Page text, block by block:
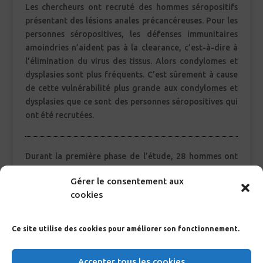
Gérer le consentement aux
cookies
Ce site utilise des cookies pour améliorer son fonctionnement.
Les chercheurs ont recruté des hommes séropositifs
présentant des lésions anales précancéreuses. Pour les
personnes séropositives, les défenses immunitaires
amoindries n’aident pas à la clearance, c’est-à-dire à
l’élimination du virus des tissus. Alors condylomes et
dysplasies sont plus fréquents. C’est sûrement à cause
de cette vulnérabilité plus grande aux condylomes et
dysplasies que ce sont des personnes séropositives qui
ont été recrutées.
Durant la première phase de l’étude, 28 hommes ont
reçu une crème
placebo. Les crèmes ont été
appliquées durant 16 semaines dans les deux groupes.
examiné l’anus des participants par anuscopie de haute
semaine de l’étude pour obtenir l’impact de